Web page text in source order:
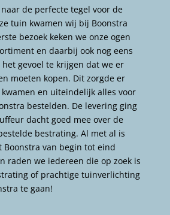
de perfecte tegel voor de
tuin kwamen wij bij Boonstra
bezoek keken we onze ogen
en daarbij ook nog eens
gevoel te krijgen dat we er
moeten kopen. Dit zorgde er
en uiteindelijk alles voor
bestelden. De levering ging
dacht goed mee over de
bestrating. Al met al is
Boonstra van begin tot eind
raden we iedereen die op zoek is
of prachtige tuinverlichting
te gaan!